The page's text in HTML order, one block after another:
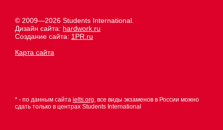
© 2009—2026 Students International.
Дизайн сайта: hardwork.ru
Создание сайта: 1PR.ru
Карта сайта
* - по данным сайта ielts.org, все виды экзаменов в России можно
сдать только в центрах Students International